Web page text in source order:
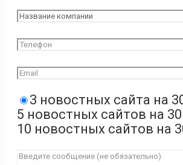
3 новостных сайта на
5 новостных сайтов на
10 новостных сайтов на